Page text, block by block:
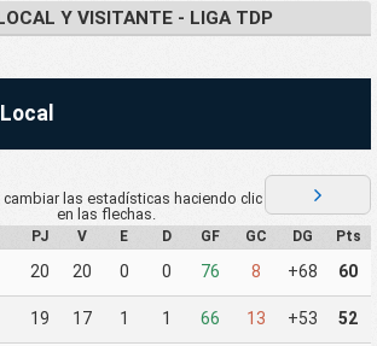
Y VISITANTE - LIGA TDP
cambiar las estadísticas haciendo clic
en las flechas.
PJ V E D GF GC DG Pts
20 20 0 0 76 8 +68 60
19 17 1 1 66 13 +53 52